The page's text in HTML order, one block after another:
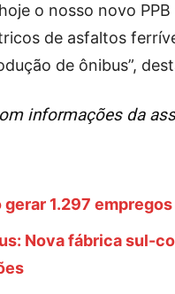
o nosso novo
de asfaltos
de ônibus”,
informações da
1.297
Nova fábrica sul-